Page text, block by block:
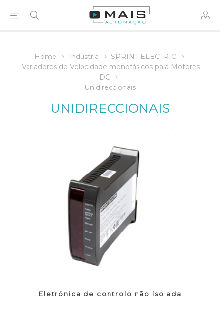
Home Indústria
SPRINT ELECTRIC
Variadores de Velocidade monofásicos para Motores
DC
Unidireccionais
UNIDIRECCIONAIS
Eletrónica de controlo não isolada